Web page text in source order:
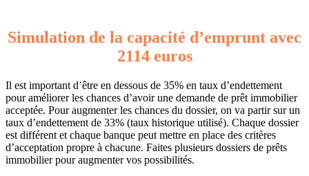
Simulation de la capacité d’emprunt avec
2114 euros
Il est important d’être en dessous de 35% en taux d’endettement
pour améliorer les chances d’avoir une demande de prêt immobilier
acceptée. Pour augmenter les chances du dossier, on va partir sur un
taux d’endettement de 33% (taux historique utilisé). Chaque dossier
est différent et chaque banque peut mettre en place des critères
d’acceptation propre à chacune. Faites plusieurs dossiers de prêts
immobilier pour augmenter vos possibilités.